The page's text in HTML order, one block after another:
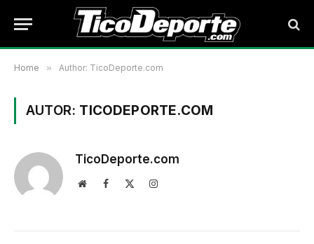
Home » Author: TicoDeporte.com
AUTOR: TICODEPORTE.COM
TicoDeporte.com
WebsiteFacebook Instagram